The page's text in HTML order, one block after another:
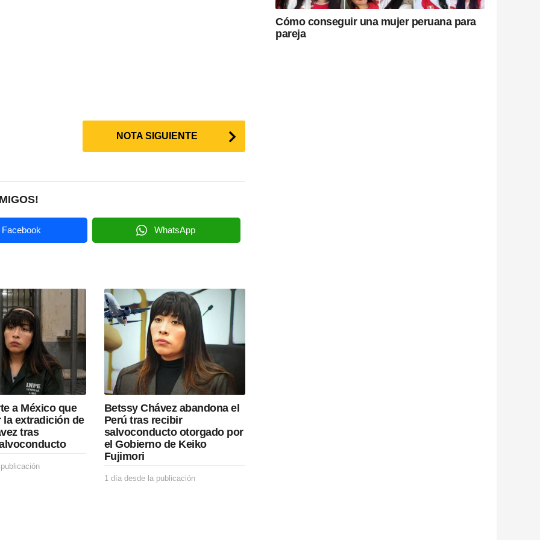
NOTA SIGUIENTE
Facebook WhatsApp
a México que
la extradición de
tras
Betssy Chávez abandona el
Perú tras recibir
salvoconducto otorgado por
el Gobierno de Keiko
Fujimori
1 día desde la publicación1
Cómo conseguir una mujer peruana para
pareja